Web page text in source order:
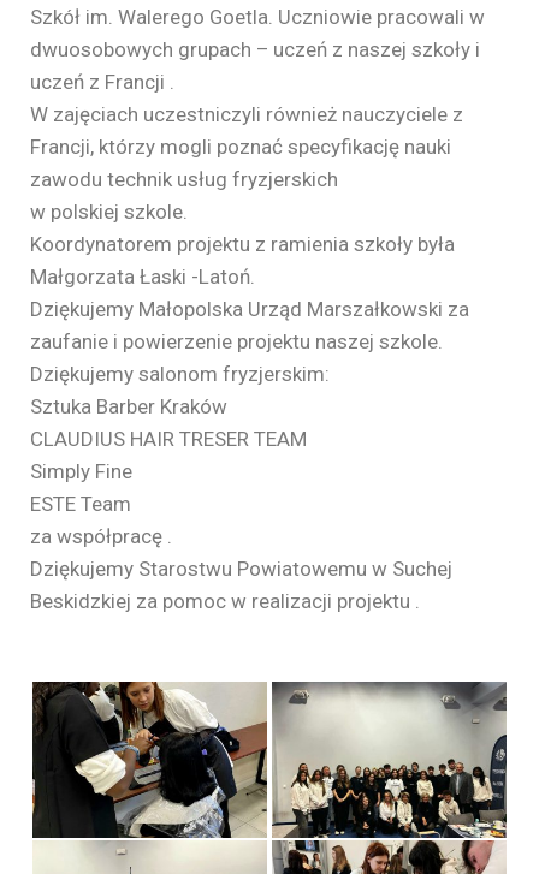
Szkół im. Walerego Goetla. Uczniowie pracowali w
dwuosobowych grupach – uczeń z naszej szkoły i
uczeń z Francji .
W zajęciach uczestniczyli również nauczyciele z
Francji, którzy mogli poznać specyfikację nauki
zawodu technik usług fryzjerskich
w polskiej szkole.
Koordynatorem projektu z ramienia szkoły była
Małgorzata Łaski -Latoń.
Dziękujemy Małopolska Urząd Marszałkowski za
zaufanie i powierzenie projektu naszej szkole.
Dziękujemy salonom fryzjerskim:
Sztuka Barber Kraków
CLAUDIUS HAIR TRESER TEAM
Simply Fine
ESTE Team
za współpracę .
Dziękujemy Starostwu Powiatowemu w Suchej
Beskidzkiej za pomoc w realizacji projektu .